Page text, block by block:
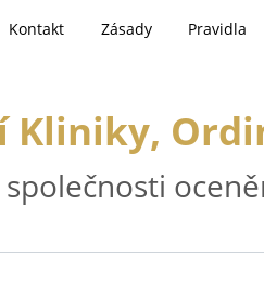
Kontakt Zásady Pravidla
společnosti